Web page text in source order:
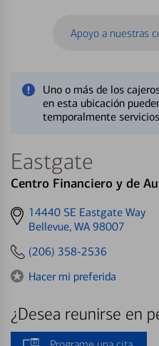
Apoyo a nuestras
Uno o más de los
en esta ubicación
temporalmente
Eastgate
Centro Financiero y de
Get
directions
14440 SE Eastgate Way
Bellevue, WA 98007
(206) 358-2536
Hacer mi preferida
¿Desea reunirse en